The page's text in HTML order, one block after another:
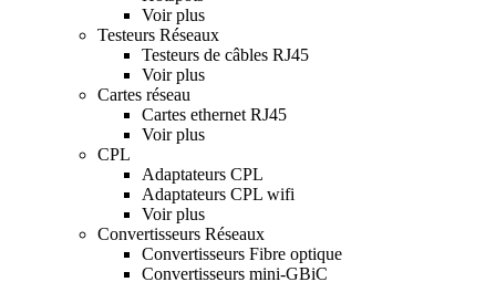
Voir plus
Testeurs Réseaux
Testeurs de câbles RJ45
Voir plus
Cartes réseau
Cartes ethernet RJ45
Voir plus
CPL
Adaptateurs CPL
Adaptateurs CPL wifi
Voir plus
Convertisseurs Réseaux
Convertisseurs Fibre optique
Convertisseurs mini-GBiC